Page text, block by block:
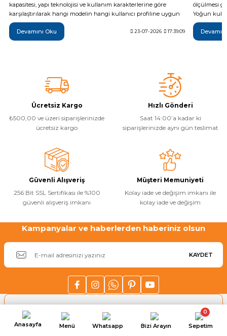
kapasitesi, yapı teknolojisi ve kullanım karakterlerine göre
karşılaştırılarak hangi modelin hangi kullanıcı profiline uygun
olduğu teknik verilerle açıklanıyor. Breeze, Vapor, Fusion,
Monster, Hyper, Coral, Nexus ve Flare modelleri arasındaki temel
farkları inceleyerek ihtiyaçlarınıza en uygun şişme SUP board'u
Devamını Oku 23-07-2026 17:39:09
ölçülmesi
Yoğun
da günlük
yöntemi,
sonrası
Ücretsiz Kargo
₺500,00 ve üzeri siparişlerinizde
ücretsiz kargo
Hızlı Gönderi
Saat 14:00’a kadar ki
siparişlerinizde aynı gün teslimat
Güvenli Alışveriş
256 Bit SSL Sertifikası ile %100
güvenli alışveriş imkanı
Müşteri Memuniyeti
Kolay iade ve değişim imkanı ile
kolay iade ve değişim
Kampanyalar ve haberlerden haberiniz olsun
KAYDET
Kategoriler
Anasayfa Menü Whatsapp Bizi Arayın Sepetim
0